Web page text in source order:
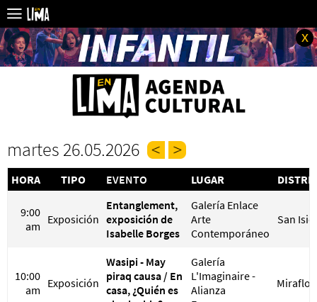
x
martes 26.05.2026
HORA TIPO EVENTO LUGAR
9:00
am Exposición
Entanglement,
exposición de
Isabelle Borges
Galería Enlace
Arte
Contemporáneo
San
10:00
am Exposición
Wasipi - May
piraq causa / En
casa, ¿Quién es
Galería
L'Imaginaire -
Alianza